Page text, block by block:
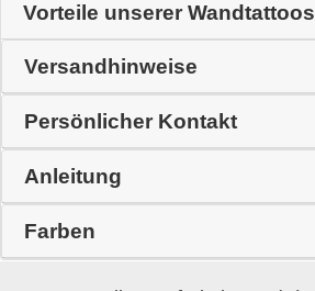
Vorteile unserer Wandtattoos
Versandhinweise
Persönlicher Kontakt
Anleitung
Farben